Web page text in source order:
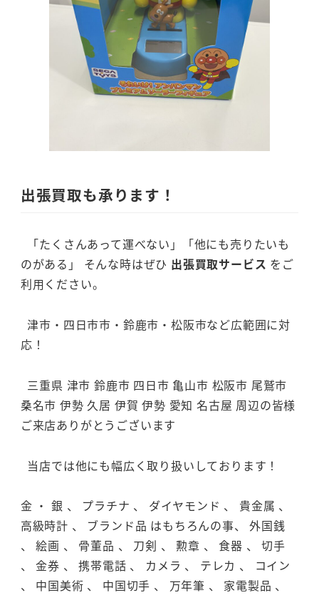
出張買取も承ります！
「たくさんあって運べない」「他にも売りたいも
のがある」 そんな時はぜひ 出張買取サービス をご
利用ください。
津市・四日市市・鈴鹿市・松阪市など広範囲に対
応！
三重県 津市 鈴鹿市 四日市 亀山市 松阪市 尾鷲市
桑名市 伊勢 久居 伊賀 伊勢 愛知 名古屋 周辺の皆様
ご来店ありがとうございます
当店では他にも幅広く取り扱いしております！
金 ・ 銀 、 プラチナ 、 ダイヤモンド 、 貴金属 、
高級時計 、 ブランド品 はもちろんの事、 外国銭
、 絵画 、 骨董品 、 刀剣 、 勲章 、 食器 、 切手
、 金券 、 携帯電話 、 カメラ 、 テレカ 、 コイン
、 中国美術 、 中国切手 、 万年筆 、 家電製品 、